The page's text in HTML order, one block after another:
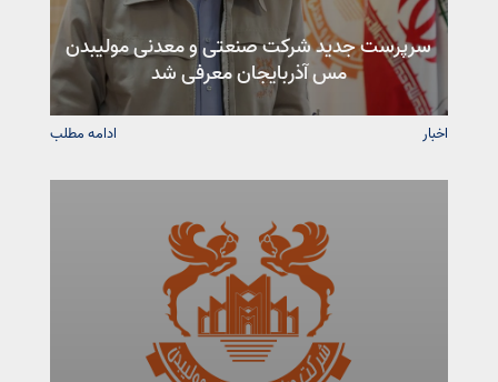
سرپرست جدید شرکت صنعتی و معدنی مولیبدن
مس آذربایجان معرفی شد
اخبار ادامه مطلب